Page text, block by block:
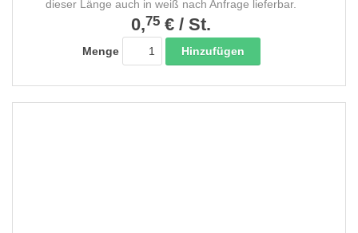
dieser Länge auch in weiß nach Anfrage lieferbar.
0,75 € / St.
Menge Hinzufügen